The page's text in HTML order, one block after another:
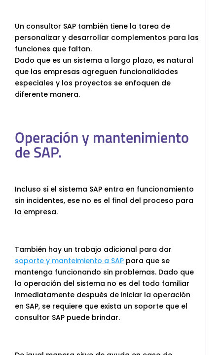
Un consultor SAP también tiene la tarea de
personalizar y desarrollar complementos para las
funciones que faltan.
Dado que es un sistema a largo plazo, es natural
que las empresas agreguen funcionalidades
especiales y los proyectos se enfoquen de
diferente manera.
Operación y mantenimiento
de SAP.
Incluso si el sistema SAP entra en funcionamiento
sin incidentes, ese no es el final del proceso para
la empresa.
También hay un trabajo adicional para dar
soporte y manteimiento a SAP para que se
mantenga funcionando sin problemas. Dado que
la operación del sistema no es del todo familiar
inmediatamente después de iniciar la operación
en SAP, se requiere que exista un soporte que el
consultor SAP puede brindar.